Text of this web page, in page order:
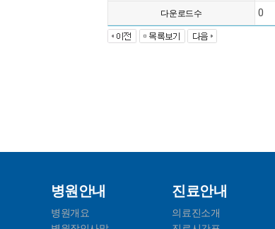
다운로드수 0
병원안내
병원개요
진료안내
의료진소개